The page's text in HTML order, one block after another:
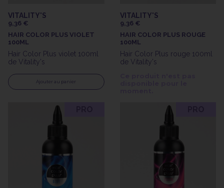
VITALITY'S
9,36 €
HAIR COLOR PLUS VIOLET
100ML
Hair Color Plus violet 100ml
de Vitality's
Ajouter au panier
VITALITY'S
9,36 €
HAIR COLOR PLUS ROUGE
100ML
Hair Color Plus rouge 100ml
de Vitality's